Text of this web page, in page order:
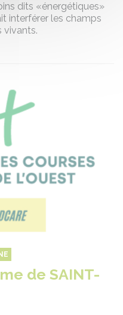
dits «énergétiques»
interférer les champs
vivants.
de SAINT-